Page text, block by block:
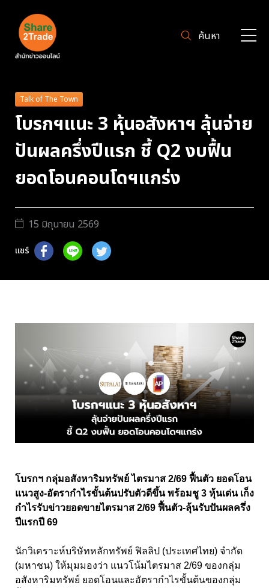
ค้นหา
Talk of The Town
โบรกฯแนะ 3 หุ้นอสังหาฯ ลุ้นจ่าย
ปันผลครึ่งปีแรก ชี้ Q2 งบฟื้น
ยอดโอนคอนโดฯแกร่ง
15 มิถุนายน 2569
แชร์
โบรกฯ กลุ่มอสังหาริมทรัพย์ ไตรมาส 2/69 ฟื้นตัว ยอดโอน
แนวสูง-อัตรากำไรขั้นต้นปรับตัวดีขึ้น พร้อมชู 3 หุ้นเด่น เก็ง
กำไรรับข่าวยอดขายไตรมาส 2/69 ฟื้นตัว-ลุ้นรับปันผลครึ่ง
ปีแรกปี 69
นักวิเคราะห์บริษัทหลักทรัพย์ ฟิลลิป (ประเทศไทย) จำกัด
(มหาชน) ให้มุมมองว่า แนวโน้มไตรมาส 2/69 ของกลุ่ม
อสังหาริมทรัพย์ ยอดโอนและอัตรากำไรขั้นต้นของกลุ่ม